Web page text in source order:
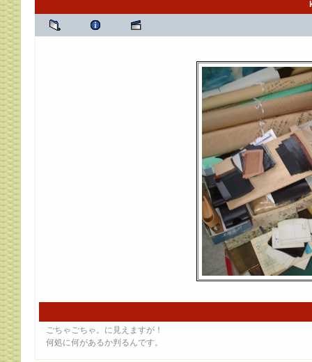
ごちゃごちゃ。に見えますが！
何処に何があるか判るんです。